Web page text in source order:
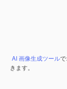
AI 画像生成ツール
きます。